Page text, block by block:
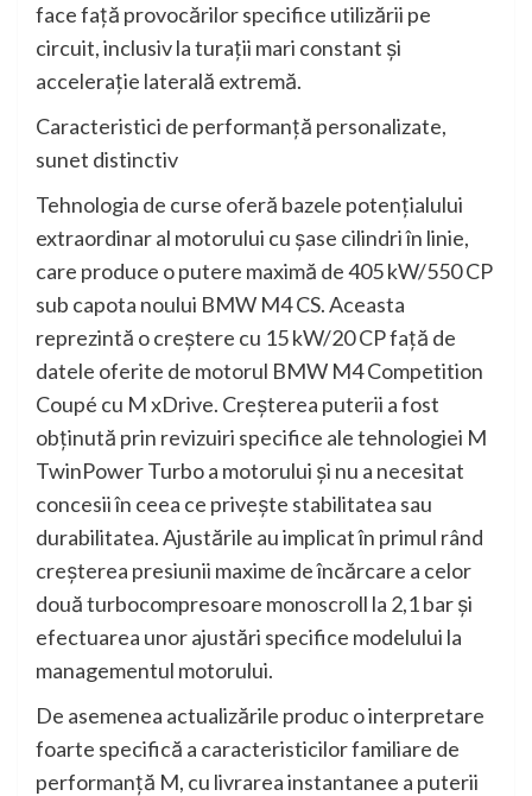
face faţă provocărilor specifice utilizării pe
circuit, inclusiv la turaţii mari constant şi
acceleraţie laterală extremă.
Caracteristici de performanţă personalizate,
sunet distinctiv
Tehnologia de curse oferă bazele potenţialului
extraordinar al motorului cu şase cilindri în linie,
care produce o putere maximă de 405 kW/550 CP
sub capota noului BMW M4 CS. Aceasta
reprezintă o creştere cu 15 kW/20 CP faţă de
datele oferite de motorul BMW M4 Competition
Coupé cu M xDrive. Creşterea puterii a fost
obţinută prin revizuiri specifice ale tehnologiei M
TwinPower Turbo a motorului şi nu a necesitat
concesii în ceea ce priveşte stabilitatea sau
durabilitatea. Ajustările au implicat în primul rând
creşterea presiunii maxime de încărcare a celor
două turbocompresoare monoscroll la 2,1 bar şi
efectuarea unor ajustări specifice modelului la
managementul motorului.
De asemenea actualizările produc o interpretare
foarte specifică a caracteristicilor familiare de
performanţă M, cu livrarea instantanee a puterii